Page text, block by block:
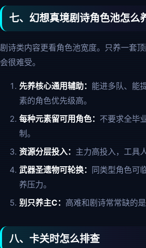
七、幻想真境剧诗角色池怎么
剧诗类内容更看角色池宽度。只养一套
会很难受。
先养核心通用辅助： 能进多队、能
素的角色优先级高。
每种元素留可用角色： 不要求全毕
制。
资源分层投入： 主力高投入，工具
武器圣遗物可轮换： 同类型角色可
养压力。
别只养主C： 高难和剧诗常常缺的
八、卡关时怎么排查